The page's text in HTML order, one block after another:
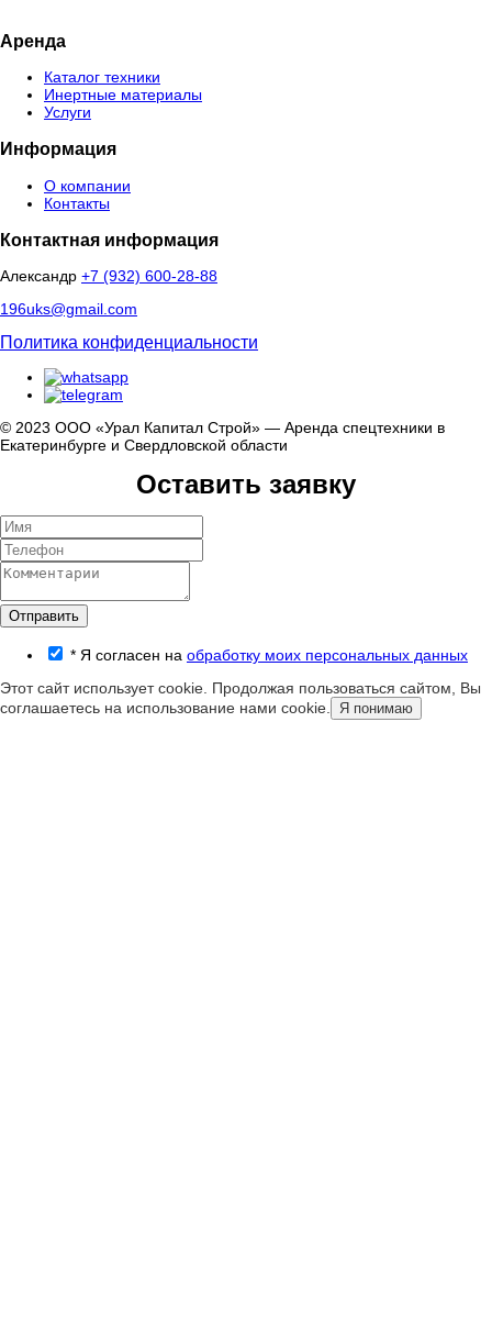
Аренда
Каталог техники
Инертные материалы
Услуги
Информация
О компании
Контакты
Контактная информация
Александр +7 (932) 600-28-88
196uks@gmail.com
Политика конфиденциальности
© 2023 ООО «Урал Капитал Строй» — Аренда спецтехники в
Екатеринбурге и Свердловской области
Оставить заявку
Отправить
* Я согласен на обработку моих персональных данных
Этот сайт использует cookie. Продолжая пользоваться сайтом, Вы
соглашаетесь на использование нами cookie. Я понимаю